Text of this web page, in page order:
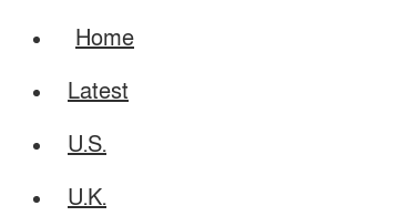
Home
Latest
U.S.
U.K.